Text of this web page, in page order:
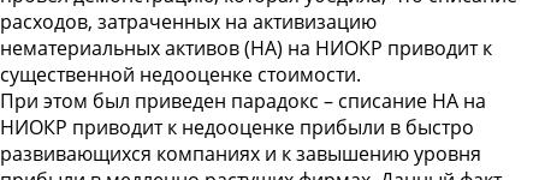
расходов, затраченных на активизацию
нематериальных активов (НА) на НИОКР приводит к
существенной недооценке стоимости.
При этом был приведен парадокс – списание НА на
НИОКР приводит к недооценке прибыли в быстро
развивающихся компаниях и к завышению уровня